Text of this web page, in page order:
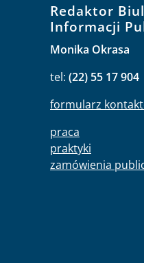
Redaktor
Informacji
Monika Okrasa
tel: (22) 55 17 904
formularz
praca
praktyki
zamówienia